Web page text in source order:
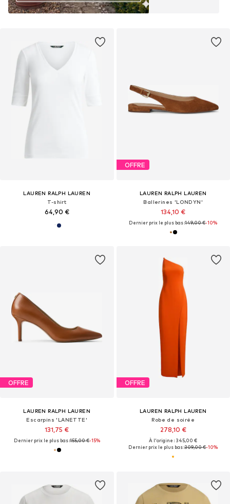
LAUREN RALPH LAUREN
T-shirt
64,90 €
OFFRE
LAUREN RALPH LAUREN
Ballerines 'LONDYN'
134,10 €
Dernier prix le plus bas :149,00 €-10%
OFFRE
LAUREN RALPH LAUREN
Escarpins 'LANETTE'
131,75 €
Dernier prix le plus bas :155,00 €-15%
OFFRE
LAUREN RALPH LAUREN
Robe de soirée
278,10 €
À l'origine : 345,00 €
Dernier prix le plus bas :309,00 €-10%